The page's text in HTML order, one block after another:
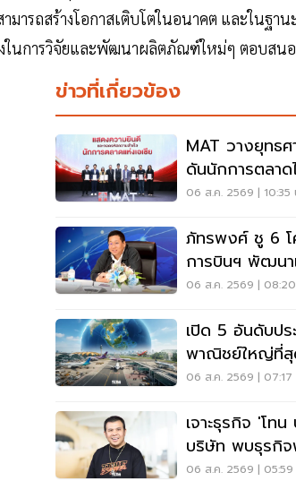
มารถสร้างโอกาสเติบโตในอนาคต และในฐ
ในการวิจัยและพัฒนาผลิตภัณฑ์ใหม่ๆ ตอบสน
ข่าวที่เกี่ยวข้อง
MAT วางยุทธ
ดันนักการตลาด
06 ส.ค. 2569 | 10:35
ภัทรพงศ์ ชู 6
การบินฯ พัฒนา
อากาศ การบินยุ
06 ส.ค. 2569 |
เปิด 5 อันดับปร
พาณิชย์ใหญ่ที่สุ
เวียดนามแซงไท
06 ส.ค. 2569 | 07:17
เจาะธุรกิจ 'โท
บริษัท พบธุรกิจ
06 ส.ค. 2569 | 05:59